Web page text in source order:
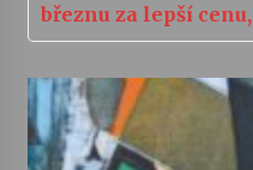
březnu za lepší